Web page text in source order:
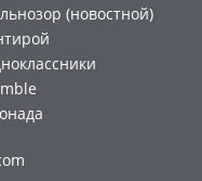
(новостной)